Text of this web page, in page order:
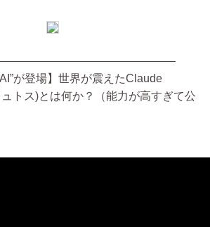
AI”が登場】世界が震えたClaude
トス)とは何か？（能力が高すぎて公